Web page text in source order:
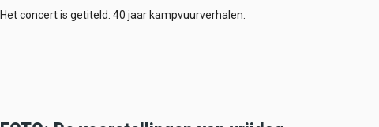
Het concert is getiteld: 40 jaar kampvuurverhalen.